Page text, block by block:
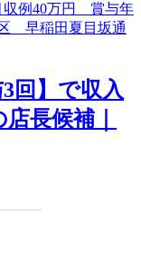
回】で収入
長候補｜